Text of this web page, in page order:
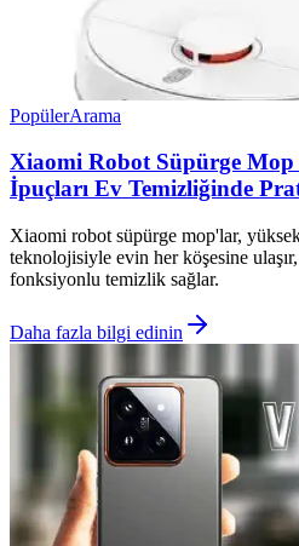
PopülerArama
Xiaomi Robot Süpürge
İpuçları Ev Temizliğinde
Xiaomi robot süpürge mop'lar,
teknolojisiyle evin her köşesine
fonksiyonlu temizlik sağlar.
Daha fazla bilgi edinin